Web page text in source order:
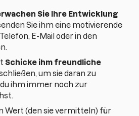
Sie Ihre Entwicklung
Sie ihm eine motivierende
E-Mail oder in den
Schicke ihm freundliche
um sie daran zu
ihm immer noch zur
Wert (den sie vermitteln) für